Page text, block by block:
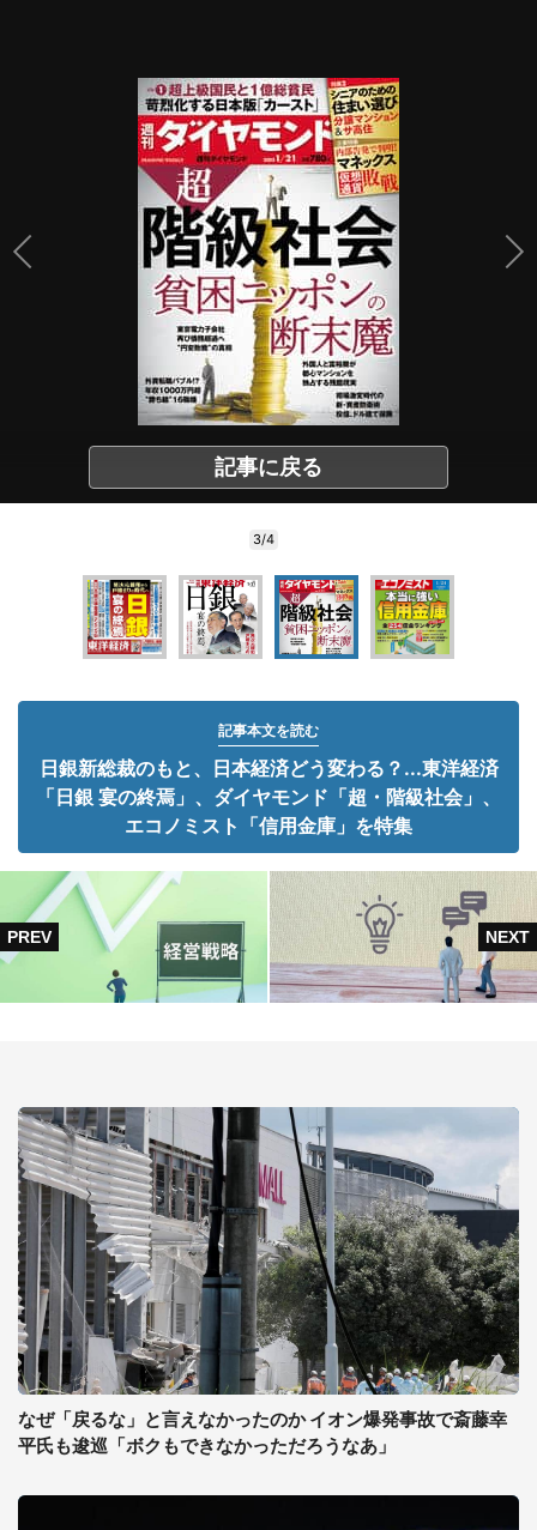
記事に戻る
3/4
記事本文を読む
日銀新総裁のもと、日本経済どう変わる？...東洋経済
「日銀 宴の終焉」、ダイヤモンド「超・階級社会」、
エコノミスト「信用金庫」を特集
なぜ「戻るな」と言えなかったのか イオン爆発事故で斎藤幸
平氏も逡巡「ボクもできなかっただろうなあ」